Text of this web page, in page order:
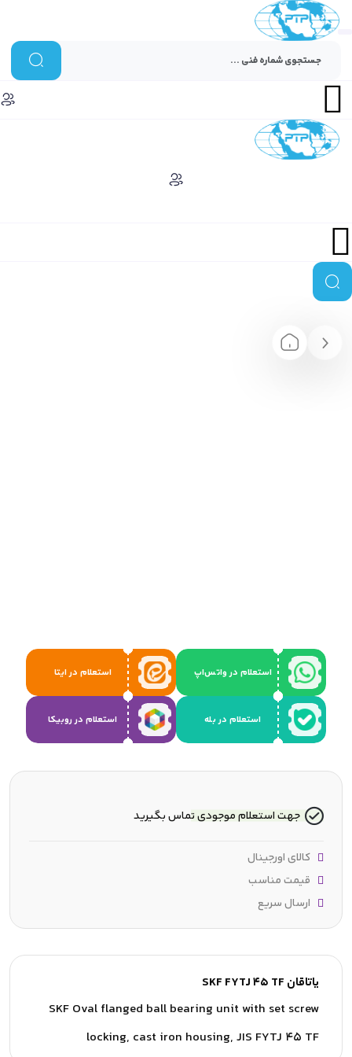
استعلام در واتس‌اپ استعلام در ایتا
استعلام در بله استعلام در روبیکا
یاتاقان SKF FYTJ 45 TF
SKF Oval flanged ball bearing unit with set screw
locking, cast iron housing, JIS FYTJ 45 TF
جهت استعلام موجودی تماس بگیرید
کالای اورجینال
قیمت مناسب
ارسال سریع